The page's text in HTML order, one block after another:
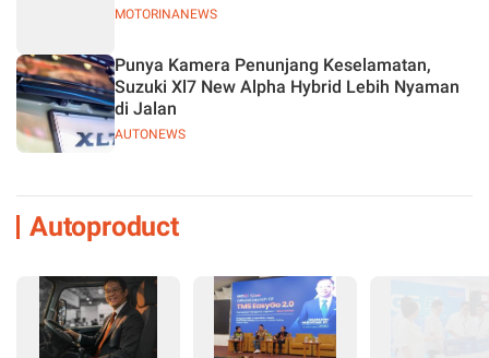
MOTORINANEWS
AUTONEWS
Punya Kamera Penunjang Keselamatan,
Suzuki Xl7 New Alpha Hybrid Lebih Nyaman
di Jalan
Autoproduct